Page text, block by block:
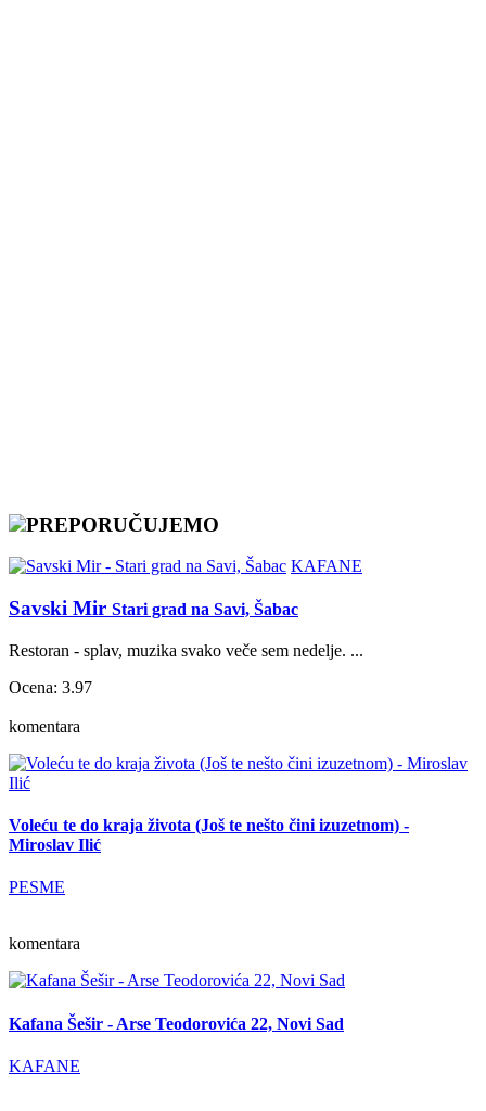
PREPORUČUJEMO
KAFANE
Savski Mir Stari grad na Savi, Šabac
Restoran - splav, muzika svako veče sem nedelje. ...
Ocena: 3.97
komentara
Voleću te do kraja života (Još te nešto čini izuzetnom) -
Miroslav Ilić
PESME
komentara
Kafana Šešir - Arse Teodorovića 22, Novi Sad
KAFANE